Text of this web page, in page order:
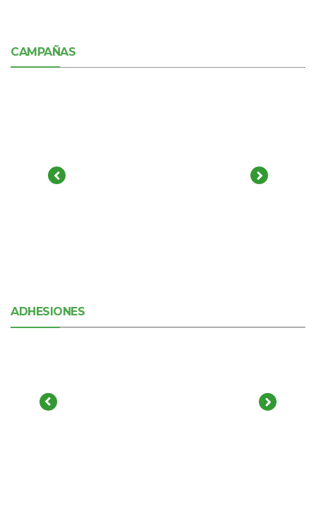
CAMPAÑAS
ADHESIONES